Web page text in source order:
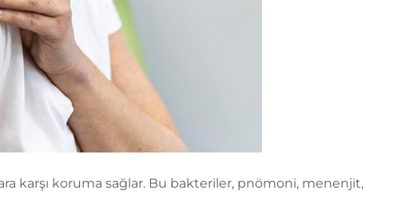
karşı koruma sağlar. Bu bakteriler, pnömoni, menenjit,